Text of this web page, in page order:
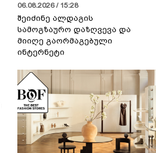
06.08.2026 / 15:28
შეიძინე ალდაგის
სამოგზაურო დაზღვევა და
მიიღე გაორმაგებული
ინტერნეტი